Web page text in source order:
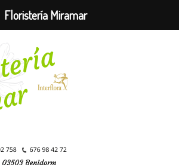
Floristería Miramar